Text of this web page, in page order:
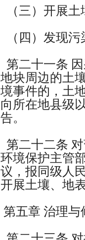
（三）开展
（四）发现
第二十一条
地块周边的土
境事件的，土
向所在地县级
告。
第二十二条
环境保护主管
议，报同级人
开展土壤、地
第五章 治理